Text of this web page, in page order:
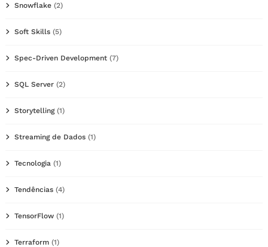
Snowflake (2)
Soft Skills (5)
Spec-Driven Development (7)
SQL Server (2)
Storytelling(1)
Streaming de Dados (1)
Tecnologia (1)
Tendências (4)
TensorFlow (1)
Terraform (1)